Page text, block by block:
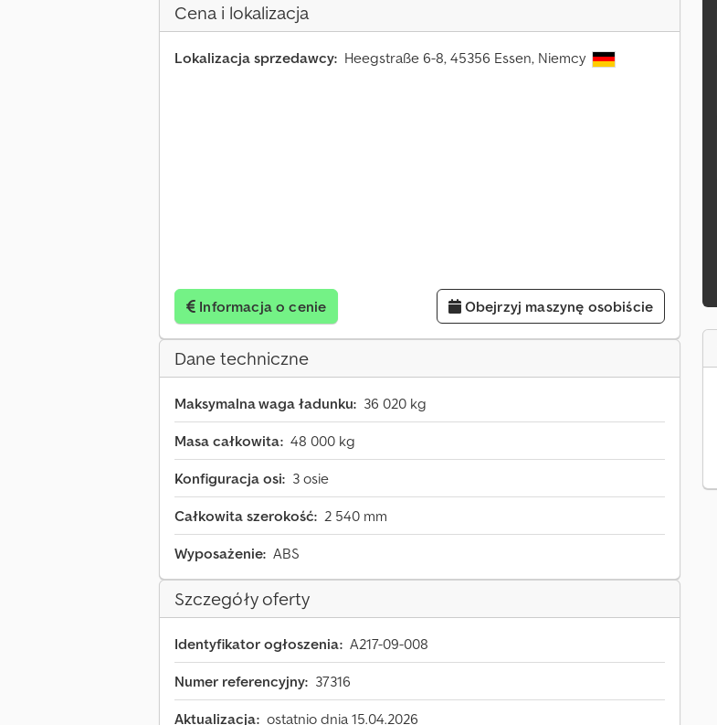
Cena i lokalizacja
Lokalizacja sprzedawcy: Heegstraße 6-8, 45356 Essen, Niemcy
Informacja o cenie Obejrzyj maszynę osobiście
Dane techniczne
Maksymalna waga ładunku: 36 020 kg
Masa całkowita: 48 000 kg
Konfiguracja osi: 3 osie
Całkowita szerokość: 2 540 mm
Wyposażenie: ABS
Szczegóły oferty
Identyfikator ogłoszenia: A217-09-008
Numer referencyjny: 37316
Aktualizacja: ostatnio dnia 15.04.2026